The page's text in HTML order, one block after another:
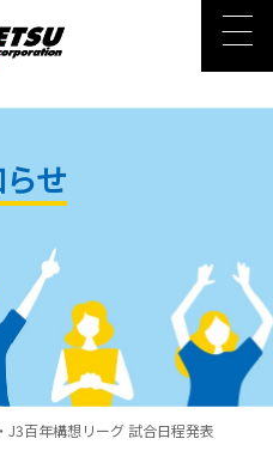
せ
J3百年構想リーグ 試合日程発表